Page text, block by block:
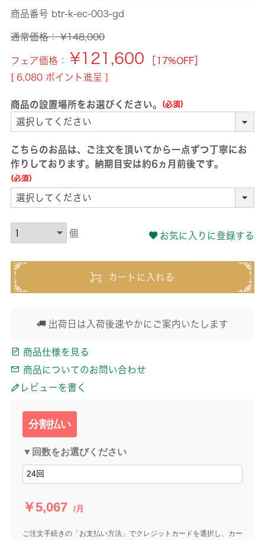
商品番号 btr-k-ec-003-gd
通常価格： ¥148,000
フェア価格： ¥121,600
［17%OFF］
[ 6,080 ポイント進呈 ]
商品の設置場所をお選びください。
こちらのお品は、ご注文を頂いてから一点ずつ丁寧にお
作りしております。納期目安は約6ヵ月前後です。
(必須)
お気に入りに登録する
カートに入れる
出荷日は入荷後速やかにご案内いたします
商品仕様を見る
商品についてのお問い合わせ
レビューを書く
分割払い
▼回数をお選びください
￥5,067 /月
ご注文手続きの「お支払い方法」でクレジットカードを選択し、カー